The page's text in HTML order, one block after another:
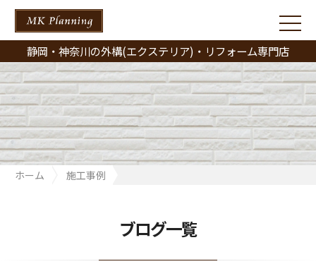
静岡・神奈川の外構(エクステリア)・リフォーム専門店
ホーム
施工事例
ブログ一覧